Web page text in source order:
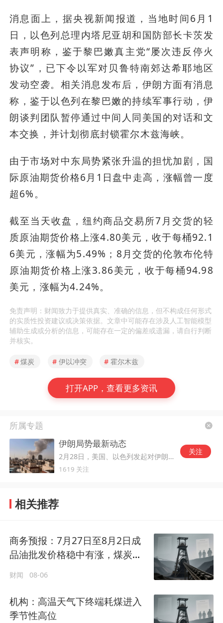
消息面上，据央视新闻报道，当地时间6月1
日，以色列总理内塔尼亚胡和国防部长卡茨发
表声明称，鉴于黎巴嫩真主党“屡次违反停火
协议”，已下令以军对贝鲁特南郊达希耶地区
发动空袭。相关消息发布后，伊朗方面有消息
称，鉴于以色列在黎巴嫩的持续军事行动，伊
朗谈判团队暂停通过中间人同美国的对话和文
本交换，并计划彻底封锁霍尔木兹海峡。
由于市场对中东局势紧张升温的担忧加剧，国
际原油期货价格6月1日盘中走高，涨幅曾一度
超6%。
截至当天收盘，纽约商品交易所7月交货的轻
质原油期货价格上涨4.80美元，收于每桶92.1
6美元，涨幅为5.49%；8月交货的伦敦布伦特
原油期货价格上涨3.86美元，收于每桶94.98
美元，涨幅为4.24%。
免责声明：财闻致力于提供真实、准确的信息，但不构成任何形式
的实质性投资建议或决策依据。文章中可能存在涉及人工智能模型
辅助生成或分析的信息，可能存在一定的偏差或遗漏，请自行判断
并核实。
#煤炭 # 伊以冲突 # 霍尔木兹
打开APP，查看更多资讯
所属专题
伊朗局势最新动态
2月28日，美国、以色列发起对伊朗的军事打击。
1619 关注
关注
相关推荐
商务预报：7月27日至8月2日成
品油批发价格稳中有涨，煤炭价
财闻 08-06
机构：高温天气下终端耗煤进入
季节性高位